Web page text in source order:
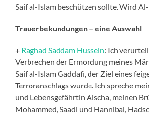
Saif al-Islam beschützen sollte. Wird
Trauerbekundungen – eine Auswahl
+ Raghad Saddam Hussein: Ich
Verbrechen der Ermordung meines
Saif al-Islam Gaddafi, der Ziel eines
Terroranschlags wurde. Ich spreche
und Lebensgefährtin Aischa, meinen
Mohammed, Saadi und Hannibal,